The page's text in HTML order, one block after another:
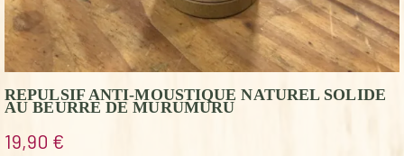
REPULSIF ANTI-MOUSTIQUE NATUREL SOLIDE
AU BEURRE DE MURUMURU
19,90 €